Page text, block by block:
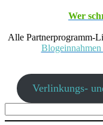
Wer
Alle Partnerprogramm-
Blogeinnahmen
Verlinkungs-
nach: